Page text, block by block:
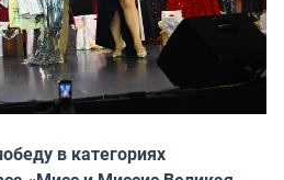
в категориях